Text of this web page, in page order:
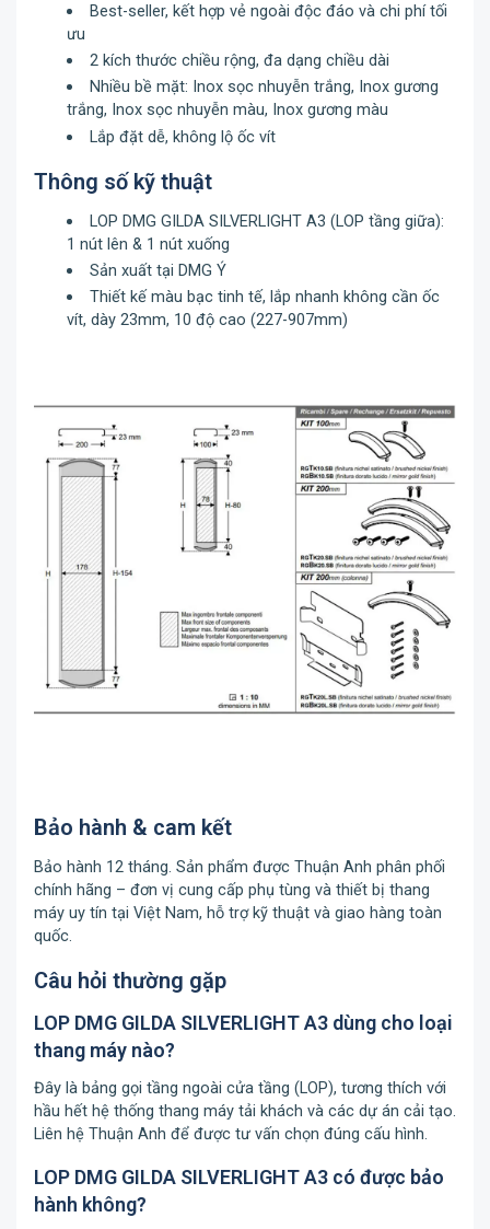
Best-seller, kết hợp vẻ ngoài độc đáo và chi phí tối
ưu
2 kích thước chiều rộng, đa dạng chiều dài
Nhiều bề mặt: Inox sọc nhuyễn trắng, Inox gương
trắng, Inox sọc nhuyễn màu, Inox gương màu
Lắp đặt dễ, không lộ ốc vít
Thông số kỹ thuật
LOP DMG GILDA SILVERLIGHT A3 (LOP tầng giữa):
1 nút lên & 1 nút xuống
Sản xuất tại DMG Ý
Thiết kế màu bạc tinh tế, lắp nhanh không cần ốc
vít, dày 23mm, 10 độ cao (227-907mm)
Bảo hành & cam kết
Bảo hành 12 tháng. Sản phẩm được Thuận Anh phân phối
chính hãng – đơn vị cung cấp phụ tùng và thiết bị thang
máy uy tín tại Việt Nam, hỗ trợ kỹ thuật và giao hàng toàn
quốc.
Câu hỏi thường gặp
LOP DMG GILDA SILVERLIGHT A3 dùng cho loại
thang máy nào?
Đây là bảng gọi tầng ngoài cửa tầng (LOP), tương thích với
hầu hết hệ thống thang máy tải khách và các dự án cải tạo.
Liên hệ Thuận Anh để được tư vấn chọn đúng cấu hình.
LOP DMG GILDA SILVERLIGHT A3 có được bảo
hành không?